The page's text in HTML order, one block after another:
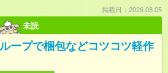
掲載日：2026.08.05
未読
ープで梱包などコツコツ軽作